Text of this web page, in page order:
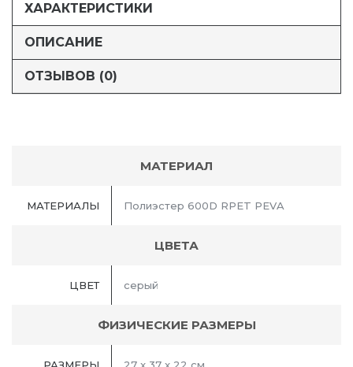
ХАРАКТЕРИСТИКИ
ОПИСАНИЕ
ОТЗЫВОВ (0)
МАТЕРИАЛ
МАТЕРИАЛЫ Полиэстер 600D RPET PEVA
ЦВЕТА
ЦВЕТ серый
ФИЗИЧЕСКИЕ РАЗМЕРЫ